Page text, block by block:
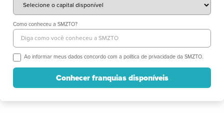
Como conheceu a SMZTO?
Ao informar meus dados concordo com a política de privacidade da SMZTO.
Conhecer franquias disponíveis